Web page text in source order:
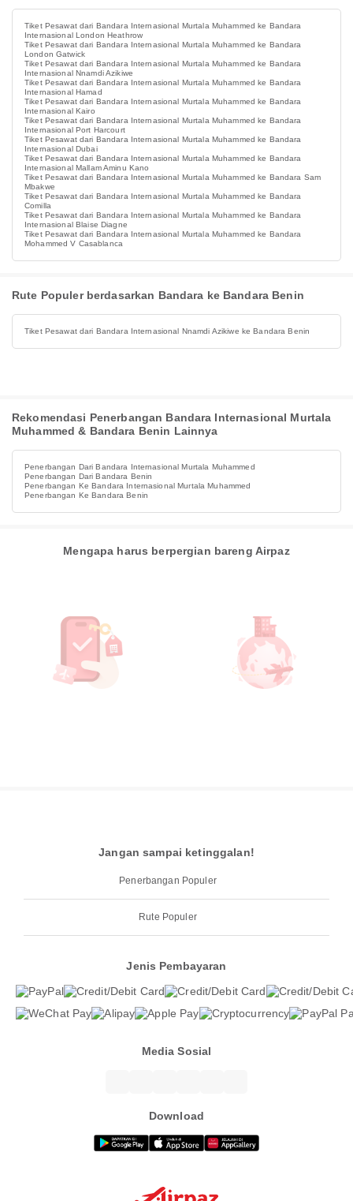
Tiket Pesawat dari Bandara Internasional Murtala Muhammed ke Bandara
Internasional London Heathrow
Tiket Pesawat dari Bandara Internasional Murtala Muhammed ke Bandara
London Gatwick
Tiket Pesawat dari Bandara Internasional Murtala Muhammed ke Bandara
Internasional Nnamdi Azikiwe
Tiket Pesawat dari Bandara Internasional Murtala Muhammed ke Bandara
Internasional Hamad
Tiket Pesawat dari Bandara Internasional Murtala Muhammed ke Bandara
Internasional Kairo
Tiket Pesawat dari Bandara Internasional Murtala Muhammed ke Bandara
Internasional Port Harcourt
Tiket Pesawat dari Bandara Internasional Murtala Muhammed ke Bandara
Internasional Dubai
Tiket Pesawat dari Bandara Internasional Murtala Muhammed ke Bandara
Internasional Mallam Aminu Kano
Tiket Pesawat dari Bandara Internasional Murtala Muhammed ke Bandara Sam
Mbakwe
Tiket Pesawat dari Bandara Internasional Murtala Muhammed ke Bandara
Comilla
Tiket Pesawat dari Bandara Internasional Murtala Muhammed ke Bandara
Internasional Blaise Diagne
Tiket Pesawat dari Bandara Internasional Murtala Muhammed ke Bandara
Mohammed V Casablanca
Rute Populer berdasarkan Bandara ke Bandara Benin
Tiket Pesawat dari Bandara Internasional Nnamdi Azikiwe ke Bandara Benin
Rekomendasi Penerbangan Bandara Internasional Murtala
Muhammed & Bandara Benin Lainnya
Penerbangan Dari Bandara Internasional Murtala Muhammed
Penerbangan Dari Bandara Benin
Penerbangan Ke Bandara Internasional Murtala Muhammed
Penerbangan Ke Bandara Benin
Mengapa harus berpergian bareng Airpaz
Jangan sampai ketinggalan!
Penerbangan Populer
Rute Populer
Jenis Pembayaran
Media Sosial
Download